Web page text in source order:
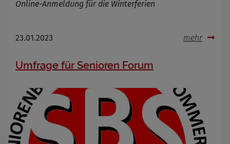
Online-Anmeldung für die Winterferien
23.01.2023 mehr
Umfrage für Senioren Forum